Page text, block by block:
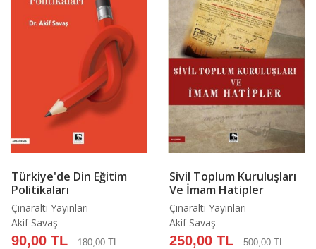
Türkiye'de Din Eğitim
Politikaları
Çınaraltı Yayınları
Akif Savaş
90,00 TL 180,00 TL
Sivil Toplum Kuruluşları
Ve İmam Hatipler
Çınaraltı Yayınları
Akif Savaş
250,00 TL 500,00 TL